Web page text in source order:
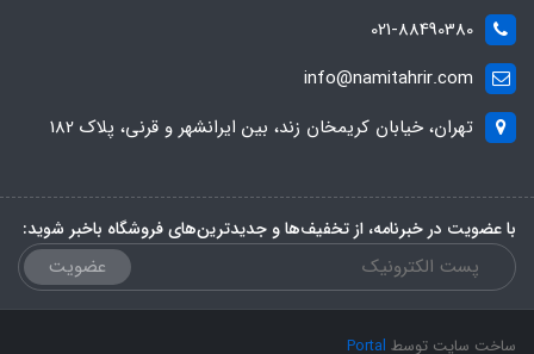
021-88490380
info@namitahrir.com
تهران، خیابان کریمخان زند، بین ایرانشهر و قرنی، پلاک 182
با عضویت در خبرنامه، از تخفیف‌ها و جدیدترین‌های فروشگاه باخبر شوید:
عضویت
ساخت سایت توسط Portal